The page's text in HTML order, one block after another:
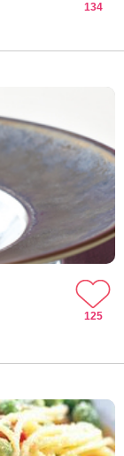
134
125